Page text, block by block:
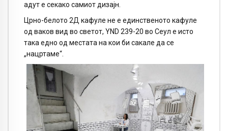
адут е секако самиот дизајн.
Црно-белото 2Д кафуле не е единственото кафуле
од ваков вид во светот, YND 239-20 во Сеул е исто
така едно од местата на кои би сакале да се
„нацртаме“.